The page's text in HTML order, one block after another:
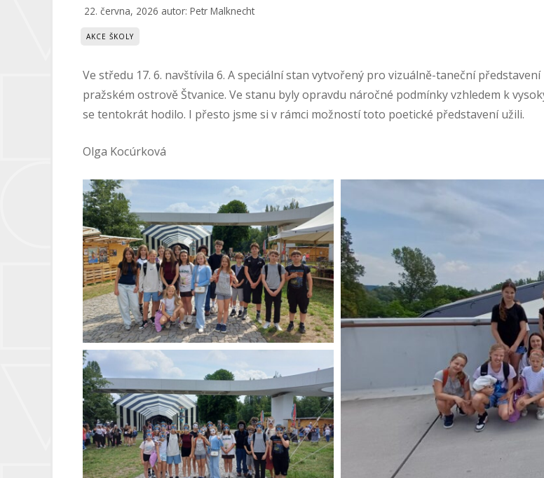
22. června, 2026 autor: Petr Malknecht
AKCE ŠKOLY
Ve středu 17. 6. navštívila 6. A speciální stan vytvořený pro vizuálně-taneční
pražském ostrově Štvanice. Ve stanu byly opravdu náročné podmínky vzhledem k
se tentokrát hodilo. I přesto jsme si v rámci možností toto poetické představení užili.
Olga Kocúrková